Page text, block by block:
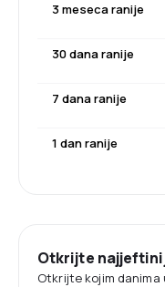
3 meseca ranije
30 dana ranije
7 dana ranije
1 dan ranije
Otkrijte
Otkrijte kojim danima